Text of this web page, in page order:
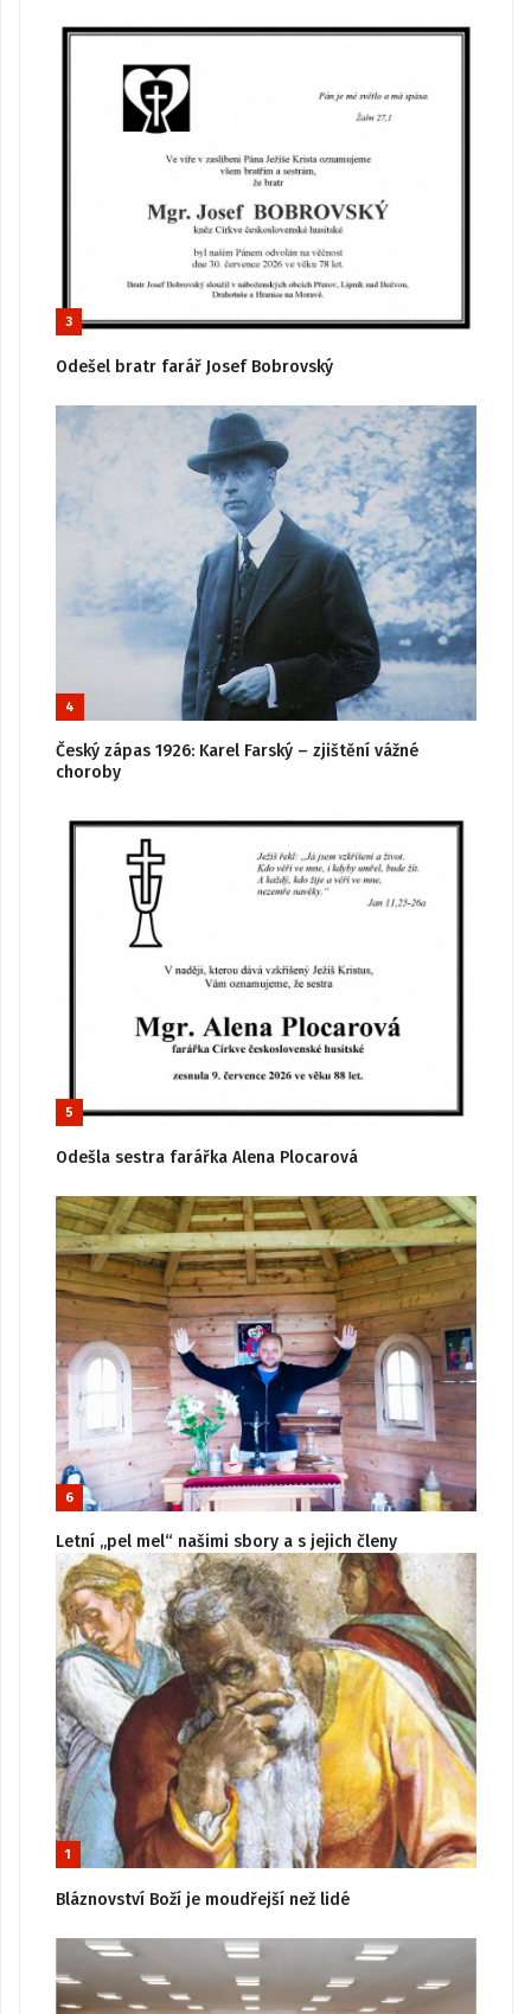
3
Odešel bratr farář Josef Bobrovský
4
Český zápas 1926: Karel Farský – zjištění vážné
choroby
5
Odešla sestra farářka Alena Plocarová
6
Letní „pel mel“ našimi sbory a s jejich členy
1
Bláznovství Boží je moudřejší než lidé